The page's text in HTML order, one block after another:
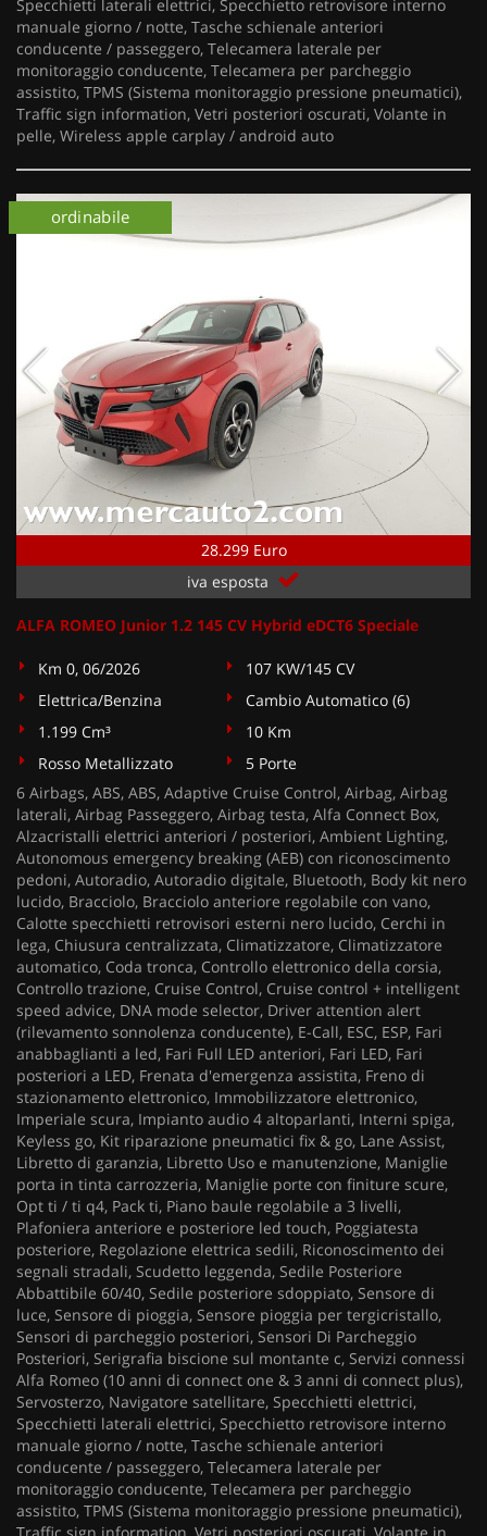
Specchietti laterali elettrici, Specchietto retrovisore interno
manuale giorno / notte, Tasche schienale anteriori
conducente / passeggero, Telecamera laterale per
monitoraggio conducente, Telecamera per parcheggio
assistito, TPMS (Sistema monitoraggio pressione pneumatici),
Traffic sign information, Vetri posteriori oscurati, Volante in
pelle, Wireless apple carplay / android auto
28.299 Euro
iva esposta
km 0
ALFA ROMEO Junior 1.2 145 CV Hybrid eDCT6 Speciale
Km 0, 06/2026
107 KW/145 CV
Elettrica/Benzina
Cambio Automatico (6)
1.199 Cm³
10 Km
Rosso Metallizzato
5 Porte
6 Airbags, ABS, ABS, Adaptive Cruise Control, Airbag, Airbag
laterali, Airbag Passeggero, Airbag testa, Alfa Connect Box,
Alzacristalli elettrici anteriori / posteriori, Ambient Lighting,
Autonomous emergency breaking (AEB) con riconoscimento
pedoni, Autoradio, Autoradio digitale, Bluetooth, Body kit nero
lucido, Bracciolo, Bracciolo anteriore regolabile con vano,
Calotte specchietti retrovisori esterni nero lucido, Cerchi in
lega, Chiusura centralizzata, Climatizzatore, Climatizzatore
automatico, Coda tronca, Controllo elettronico della corsia,
Controllo trazione, Cruise Control, Cruise control + intelligent
speed advice, DNA mode selector, Driver attention alert
(rilevamento sonnolenza conducente), E-Call, ESC, ESP, Fari
anabbaglianti a led, Fari Full LED anteriori, Fari LED, Fari
posteriori a LED, Frenata d'emergenza assistita, Freno di
stazionamento elettronico, Immobilizzatore elettronico,
Imperiale scura, Impianto audio 4 altoparlanti, Interni spiga,
Keyless go, Kit riparazione pneumatici fix & go, Lane Assist,
Libretto di garanzia, Libretto Uso e manutenzione, Maniglie
porta in tinta carrozzeria, Maniglie porte con finiture scure,
Opt ti / ti q4, Pack ti, Piano baule regolabile a 3 livelli,
Plafoniera anteriore e posteriore led touch, Poggiatesta
posteriore, Regolazione elettrica sedili, Riconoscimento dei
segnali stradali, Scudetto leggenda, Sedile Posteriore
Abbattibile 60/40, Sedile posteriore sdoppiato, Sensore di
luce, Sensore di pioggia, Sensore pioggia per tergicristallo,
Sensori di parcheggio posteriori, Sensori Di Parcheggio
Posteriori, Serigrafia biscione sul montante c, Servizi connessi
Alfa Romeo (10 anni di connect one & 3 anni di connect plus),
Servosterzo, Navigatore satellitare, Specchietti elettrici,
Specchietti laterali elettrici, Specchietto retrovisore interno
manuale giorno / notte, Tasche schienale anteriori
conducente / passeggero, Telecamera laterale per
monitoraggio conducente, Telecamera per parcheggio
assistito, TPMS (Sistema monitoraggio pressione pneumatici),